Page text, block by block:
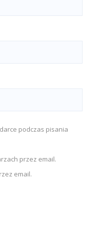
podczas pisania
przez email.
email.